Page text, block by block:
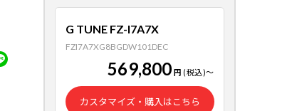
G TUNE FZ-I7A7X
FZI7A7XG8BGDW101DEC
569,800 円 (税込)～
カスタマイズ・購入はこちら